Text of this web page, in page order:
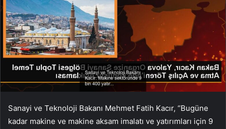
Sanayi ve Teknoloji Bakanı Mehmet Fatih Kacır, “Bugüne
kadar makine ve makine aksam imalatı ve yatırımları için 9